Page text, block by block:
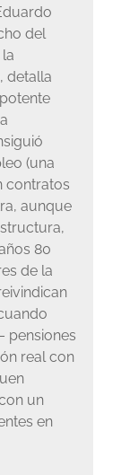
del
detalla
(una
contratos
aunque
80
de la
pensiones
real con
un
en